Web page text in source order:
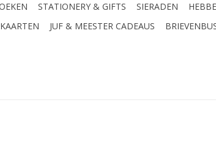
STATIONERY & GIFTS SIERADEN
JUF & MEESTER CADEAUS